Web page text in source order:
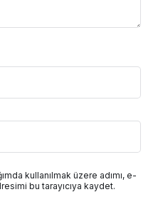
kullanılmak üzere adımı, e-
bu tarayıcıya kaydet.